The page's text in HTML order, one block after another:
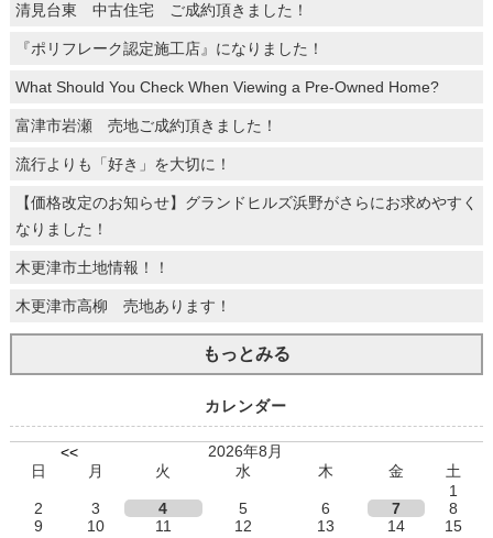
清見台東 中古住宅 ご成約頂きました！
『ポリフレーク認定施工店』になりました！
What Should You Check When Viewing a Pre-Owned Home?
富津市岩瀬 売地ご成約頂きました！
流行よりも「好き」を大切に！
【価格改定のお知らせ】グランドヒルズ浜野がさらにお求めやすく
なりました！
木更津市土地情報！！
木更津市高柳 売地あります！
もっとみる
カレンダー
<<
2026年8月
日
月 火 水 木 金
土
1
2
3 4 5 6 7
8
9
10 11 12 13 14
15